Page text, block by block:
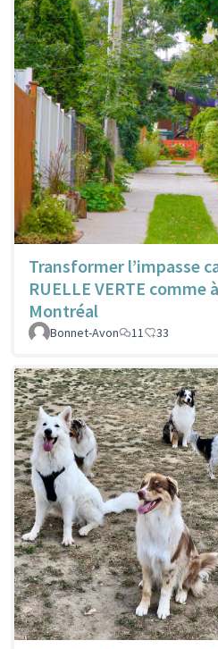
Transformer l’impasse
RUELLE VERTE comme à
Montréal
Bonnet-Avon 11 33